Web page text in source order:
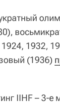
1932,
(1936)
IIHF – 3-е